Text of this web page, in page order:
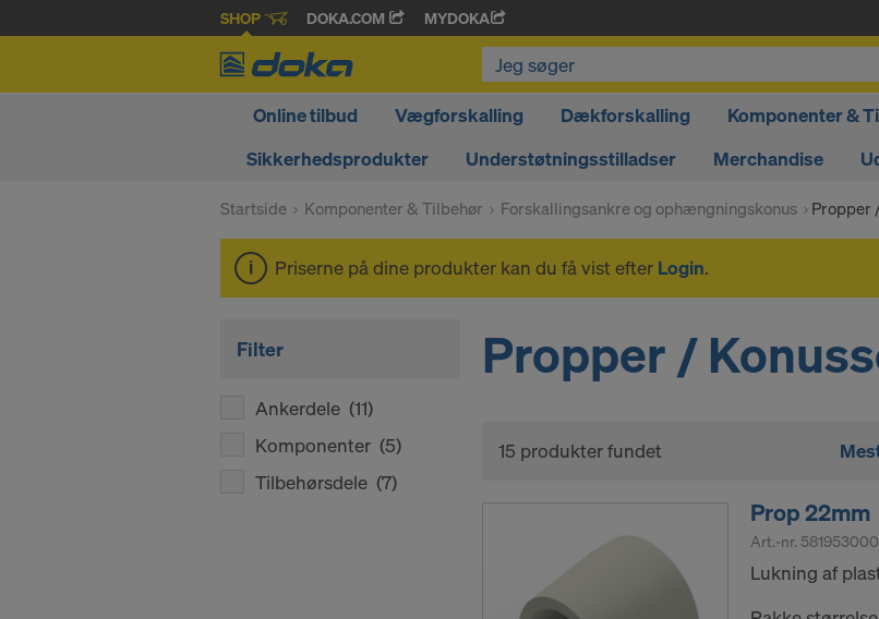
SHOP DOKA.COM MYDOKA
Online tilbud Vægforskalling Dækforskalling
Komponenter &
Sikkerhedsprodukter
Understøtningsstilladser Merchandise
Startside Komponenter & Tilbehør Forskallingsankre og ophængningskonus Propper
Priserne på dine produkter kan du få vist efter Login.
Filter
Ankerdele (11)
Komponenter (5)
Tilbehørsdele (7)
Propper /
15 produkter fundet
Prop 22mm
Art.-nr. 581953000
Lukning af